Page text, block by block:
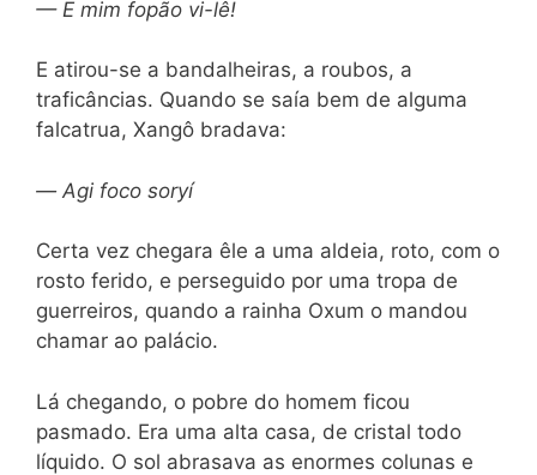
— E mim fopão vi-lê!
E atirou-se a bandalheiras, a roubos, a
traficâncias. Quando se saía bem de alguma
falcatrua, Xangô bradava:
— Agi foco soryí
Certa vez chegara êle a uma aldeia, roto, com o
rosto ferido, e perseguido por uma tropa de
guerreiros, quando a rainha Oxum o mandou
chamar ao palácio.
Lá chegando, o pobre do homem ficou
pasmado. Era uma alta casa, de cristal todo
líquido. O sol abrasava as enormes colunas e